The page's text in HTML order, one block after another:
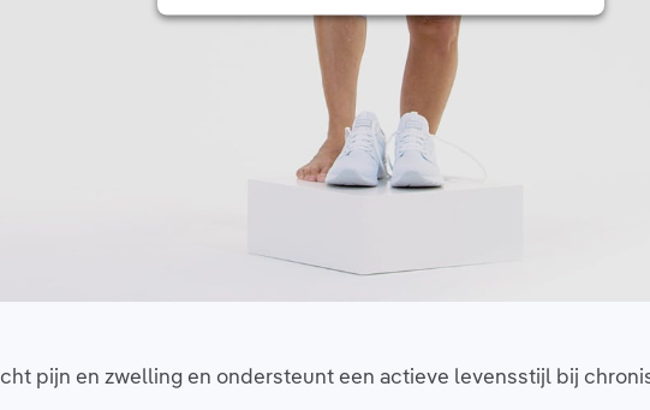
pijn en zwelling en ondersteunt een actieve levensstijl bij